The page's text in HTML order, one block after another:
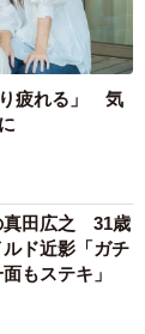
り疲れる」 気
真田広之 31歳
ド近影「ガチ
もステキ」